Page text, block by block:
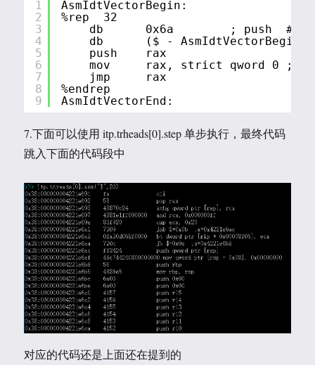
1
2
3
4
5
6
7
8
9
AsmIdtVectorBegin:
%rep  32
db      0x6a        ; push
db      ($ -
push    rax
mov     rax, strict qword 0 ;
jmp     rax
%endrep
AsmIdtVectorEnd:
7.下面可以使用 itp.trheads[0].step 单步执行，最终代码
跳入下面的代码段中
对应的代码还是上面还在提到的